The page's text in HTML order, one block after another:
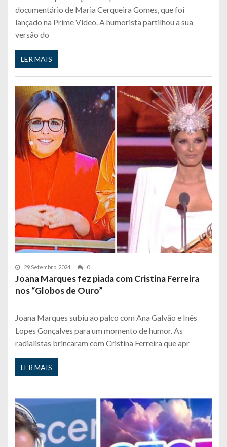
documentário de Maria Cerqueira Gomes, que foi
lançado na Prime Video. A humorista partilhou a sua
versão do
LER MAIS
29 Setembro, 2024 0
Joana Marques fez piada com Cristina Ferreira
nos “Globos de Ouro”
Joana Marques subiu ao palco com Ana Galvão e Inês
Lopes Gonçalves para um momento de humor. As
radialistas brincaram com Cristina Ferreira que apr
LER MAIS